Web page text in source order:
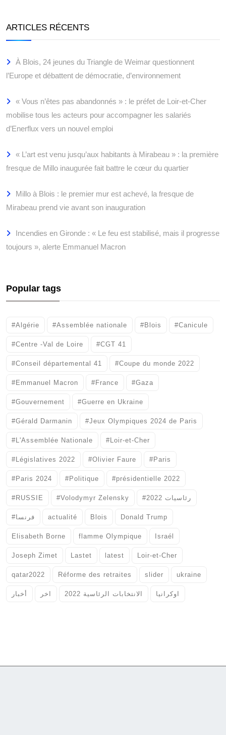
ARTICLES RÉCENTS
À Blois, 24 jeunes du Triangle de Weimar questionnent
l’Europe et débattent de démocratie, d’environnement
« Vous n’êtes pas abandonnés » : le préfet de Loir-et-Cher
mobilise tous les acteurs pour accompagner les salariés
d’Enerflux vers un nouvel emploi
« L’art est venu jusqu’aux habitants à Mirabeau » : la première
fresque de Millo inaugurée fait battre le cœur du quartier
Millo à Blois : le premier mur est achevé, la fresque de
Mirabeau prend vie avant son inauguration
Incendies en Gironde : « Le feu est stabilisé, mais il progresse
toujours », alerte Emmanuel Macron
Popular tags
#Algérie #Assemblée nationale #Blois #Canicule
#Centre -Val de Loire #CGT 41
#Conseil départemental 41 #Coupe du monde 2022
#Emmanuel Macron #France #Gaza
#Gouvernement #Guerre en Ukraine
#Gérald Darmanin #Jeux Olympiques 2024 de Paris
#L'Assemblée Nationale #Loir-et-Cher
#Législatives 2022 #Olivier Faure #Paris
#Paris 2024 #Politique #présidentielle 2022
#RUSSIE #Volodymyr Zelensky #رئاسيات 2022
#فرنسا actualité Blois Donald Trump
Elisabeth Borne flamme Olympique Israél
Joseph Zimet Lastet latest Loir-et-Cher
qatar2022 Réforme des retraites slider ukraine
أخبار اخر الانتخابات الرئاسية 2022 اوكرانيا